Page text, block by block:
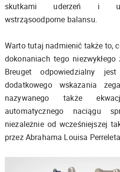
skutkami uderzeń i
wstrząsoodporne balansu.
Warto tutaj nadmienić także to,
dokonaniach tego
Breuget odpowiedzialny
dodatkowego wskazania
nazywanego także
automatycznego naciągu
niezależnie od wcześniejszej
przez Abrahama Louisa